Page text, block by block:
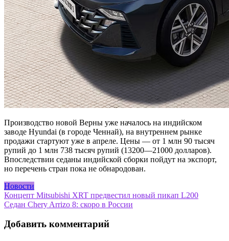
Производство новой Верны уже началось на индийском
заводе Hyundai (в городе Ченнай), на внутреннем рынке
продажи стартуют уже в апреле. Цены — от 1 млн 90 тысяч
рупий до 1 млн 738 тысяч рупий (13200—21000 долларов).
Впоследствии седаны индийской сборки пойдут на экспорт,
но перечень стран пока не обнародован.
Новости
Навигация
по
записям
Концепт Mitsubishi XRT предвестил новый пикап L200
Седан Chery Arrizo 8: скоро в России
Добавить комментарий